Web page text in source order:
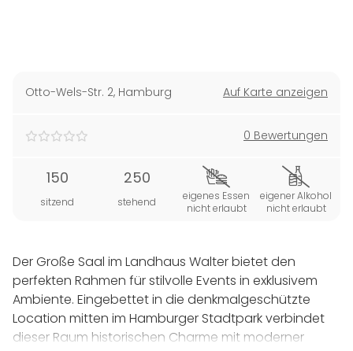
Otto-Wels-Str. 2, Hamburg Auf Karte anzeigen
0 Bewertungen
150
sitzend
250
stehend
eigenes Essen
nicht erlaubt
eigener Alkohol
nicht erlaubt
Der Große Saal im Landhaus Walter bietet den
perfekten Rahmen für stilvolle Events in exklusivem
Ambiente. Eingebettet in die denkmalgeschützte
Location mitten im Hamburger Stadtpark verbindet
dieser Raum historischen Charme mit moderner